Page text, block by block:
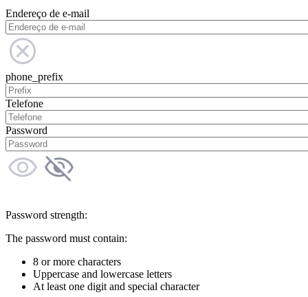
Endereço de e-mail
phone_prefix
Telefone
Password
Password strength:
The password must contain:
8 or more characters
Uppercase and lowercase letters
At least one digit and special character